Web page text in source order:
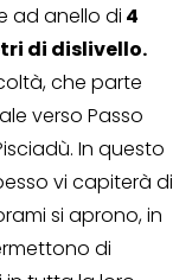
ad anello di 4
di dislivello.
che parte
verso Passo
In questo
vi capiterà di
si aprono, in
di